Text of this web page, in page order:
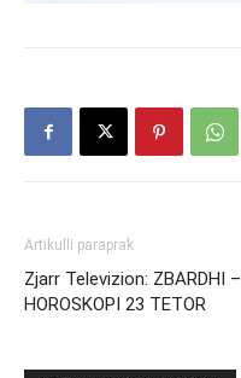
Artikulli paraprak
Zjarr Televizion: ZBARDHI –
HOROSKOPI 23 TETOR